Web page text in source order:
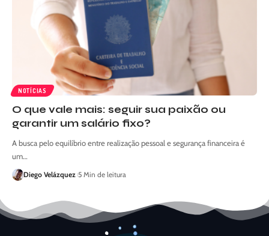
NOTÍCIAS
O que vale mais: seguir sua paixão ou
garantir um salário fixo?
A busca pelo equilíbrio entre realização pessoal e segurança financeira é
um…
Diego Velázquez 5 Min de leitura